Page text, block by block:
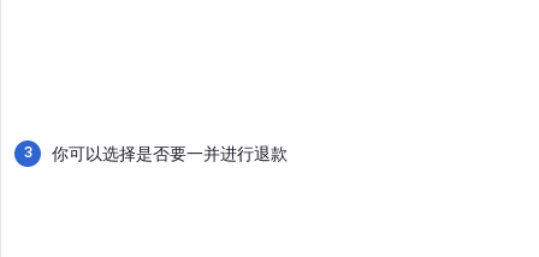
你可以选择是否要一并进行退款